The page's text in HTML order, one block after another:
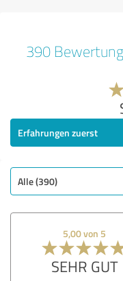
390
Erfahrungen zuerst
Alle (390)
5,00 von 5
SEHR GUT